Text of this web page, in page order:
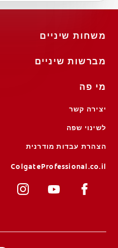
משחות שיניים
מברשות שיניים
מי פה
יצירה קשר
לשינוי שפה
הצהרת עבדות מודרנית
ColgateProfessional.co.il